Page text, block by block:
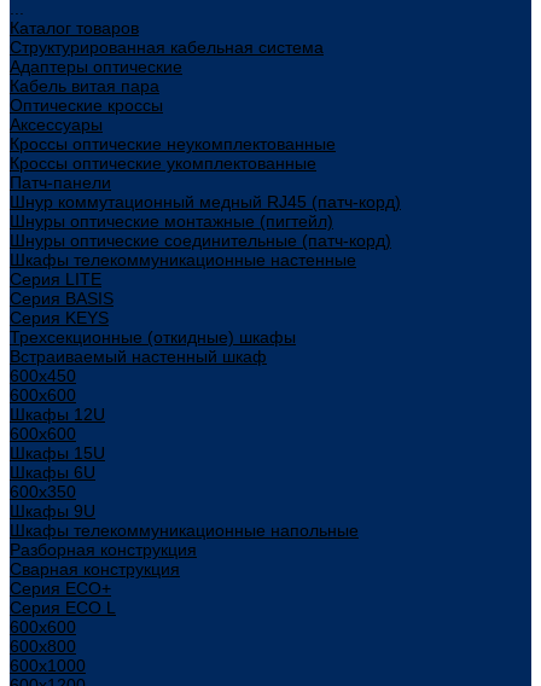
Каталог товаров
Структурированная кабельная система
Адаптеры оптические
Кабель витая пара
Оптические кроссы
Аксессуары
Кроссы оптические неукомплектованные
Кроссы оптические укомплектованные
Патч-панели
Шнур коммутационный медный RJ45 (патч-корд)
Шнуры оптические монтажные (пигтейл)
Шнуры оптические соединительные (патч-корд)
Шкафы телекоммуникационные настенные
Cерия LITE
Cерия BASIS
Cерия KEYS
Трехсекционные (откидные) шкафы
Встраиваемый настенный шкаф
600x450
600x600
Шкафы 12U
600x600
Шкафы 15U
Шкафы 6U
600x350
Шкафы 9U
Шкафы телекоммуникационные напольные
Разборная конструкция
Сварная конструкция
Серия ECO+
Серия ECO L
600x600
600x800
600х1000